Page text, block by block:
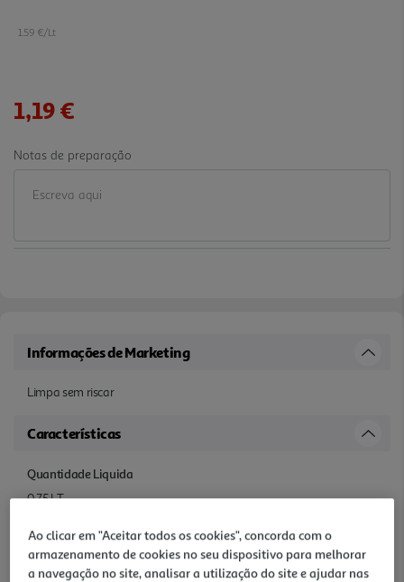
1.59 €/Lt
1,19 €
Notas de preparação
Informações de Marketing
Limpa sem riscar
Características
Quantidade Liquida
0.75 LT
Ingredientes/Composição
Inferior a 5 %: tensoactivos não iónicos, tensoactivos aniónicos,
Ao clicar em "Aceitar todos os cookies", concorda com o
armazenamento de cookies no seu dispositivo para melhorar
a navegação no site, analisar a utilização do site e ajudar nas